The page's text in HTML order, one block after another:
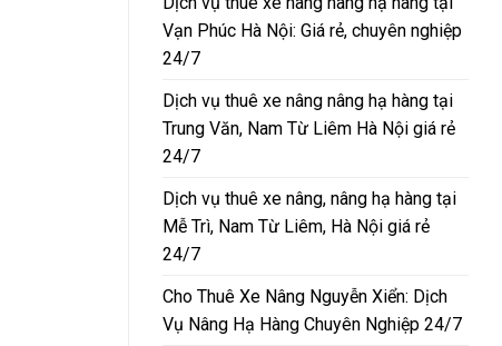
Vạn Phúc Hà Nội: Giá rẻ, chuyên nghiệp
24/7
Dịch vụ thuê xe nâng nâng hạ hàng tại
Trung Văn, Nam Từ Liêm Hà Nội giá rẻ
24/7
Dịch vụ thuê xe nâng, nâng hạ hàng tại
Mễ Trì, Nam Từ Liêm, Hà Nội giá rẻ
24/7
Cho Thuê Xe Nâng Nguyễn Xiển: Dịch
Vụ Nâng Hạ Hàng Chuyên Nghiệp 24/7